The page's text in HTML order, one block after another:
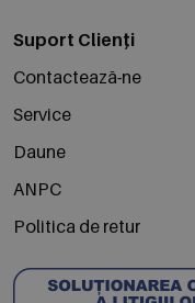
Suport Clienți
Contactează-ne
Service
Daune
ANPC
Politica de retur